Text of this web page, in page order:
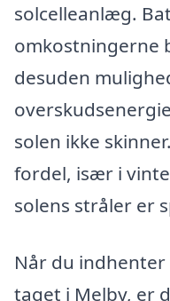
solcelleanlæg.
omkostningerne
desuden
solen ikke
fordel, især i
solens stråler er
Når du
taget i Melby, er